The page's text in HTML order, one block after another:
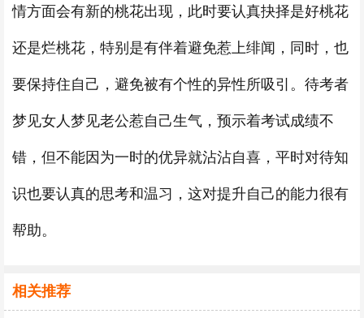
情方面会有新的桃花出现，此时要认真抉择是好桃花
还是烂桃花，特别是有伴着避免惹上绯闻，同时，也
要保持住自己，避免被有个性的异性所吸引。待考者
梦见女人梦见老公惹自己生气，预示着考试成绩不
错，但不能因为一时的优异就沾沾自喜，平时对待知
识也要认真的思考和温习，这对提升自己的能力很有
帮助。
相关推荐